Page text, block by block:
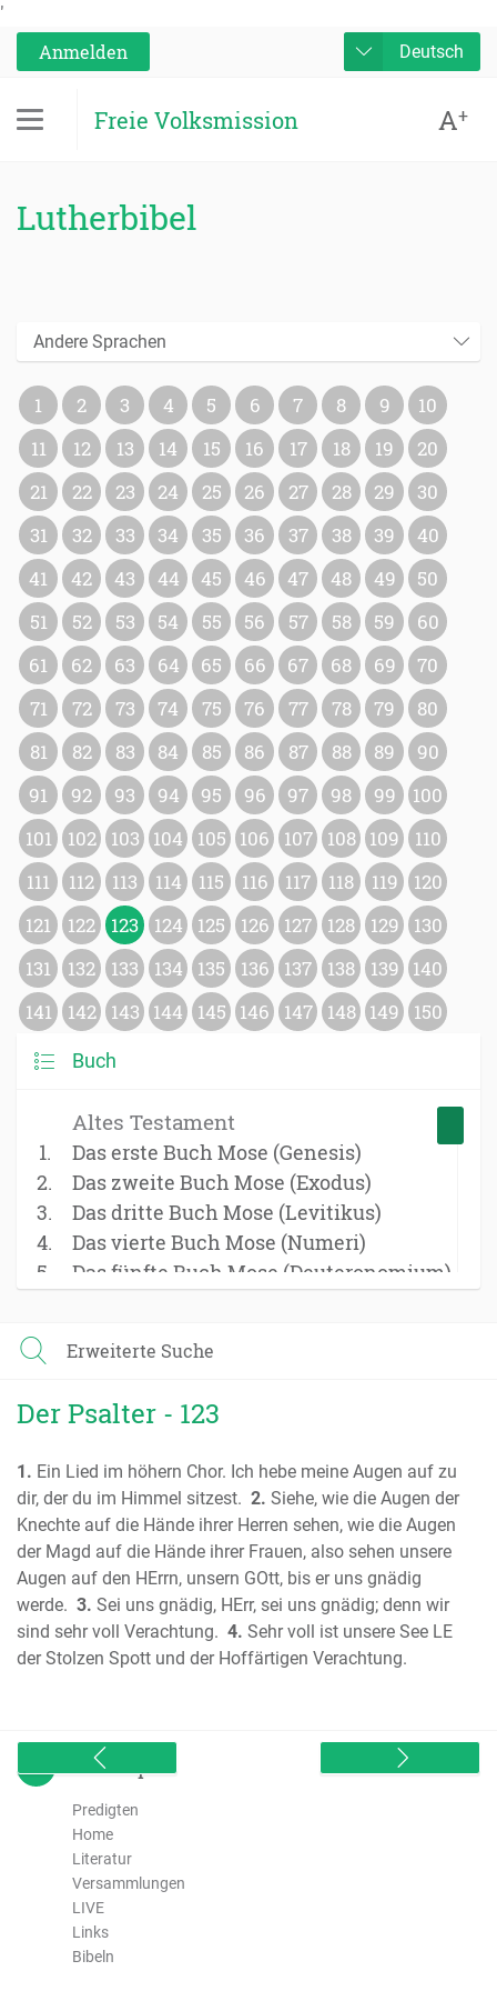
'
Anmelden
Deutsch
Freie Volksmission A+
Lutherbibel
Andere Sprachen
1 2 3 4 5 6 7 8 9
10
11
12 13 14 15 16 17 18 19
20
21
22 23 24 25 26 27 28 29
30
31
32 33 34 35 36 37 38 39
40
41
42 43 44 45 46 47 48 49
50
51
52 53 54 55 56 57 58 59
60
61
62 63 64 65 66 67 68 69
70
71
72 73 74 75 76 77 78 79
80
81
82 83 84 85 86 87 88 89
90
91
92 93 94 95 96 97 98 99
100
101
102 103 104 105 106 107 108 109
110
111
112 113 114 115 116 117 118 119
120
121
122 123 124 125 126 127 128 129
130
131
132 133 134 135 136 137 138 139
140
141
142 143 144 145 146 147 148 149 150
Buch
Altes Testament
Das erste Buch Mose (Genesis)
Das zweite Buch Mose (Exodus)
Das dritte Buch Mose (Levitikus)
Das vierte Buch Mose (Numeri)
Das fünfte Buch Mose (Deuteronomium)
Das Buch Ruth
Das zweite Buch Samuel
Das zweite Buch der Könige
Das erste Buch der Chronik
Das zweite Buch der Chronik
Das Buch Esra
Das Buch Nehemia
Das Buch Ester
Das Buch Hiob (Ijob)
Der Prediger Salomo (Kohelet)
Das Hohelied Salomos
Der Prophet Jesaja
Der Prophet Jeremia
Die Klagelieder Jeremias
Der Prophet Hesekiel (Ezechiel)
Der Prophet Daniel
Der Prophet Hosea
Erweiterte Suche
Der Psalter - 123
1. Ein Lied im höhern Chor. Ich hebe meine Augen auf zu
dir, der du im Himmel sitzest. 2. Siehe, wie die Augen der
Knechte auf die Hände ihrer Herren sehen, wie die Augen
der Magd auf die Hände ihrer Frauen, also sehen unsere
Augen auf den HErrn, unsern GOtt, bis er uns gnädig
werde. 3. Sei uns gnädig, HErr, sei uns gnädig; denn wir
sind sehr voll Verachtung. 4. Sehr voll ist unsere See LE
der Stolzen Spott und der Hoffärtigen Verachtung.
sitemap
Predigten
Home
Literatur
Versammlungen
LIVE
Links
Bibeln